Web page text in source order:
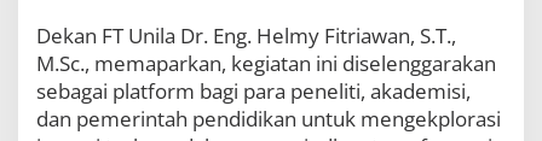
Dekan FT Unila Dr. Eng. Helmy Fitriawan, S.T.,
M.Sc., memaparkan, kegiatan ini diselenggarakan
sebagai platform bagi para peneliti, akademisi,
dan pemerintah pendidikan untuk mengekplorasi